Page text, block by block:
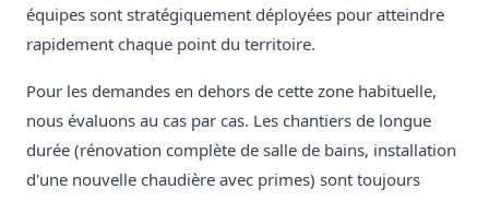
équipes sont stratégiquement déployées pour atteindre
rapidement chaque point du territoire.
Pour les demandes en dehors de cette zone habituelle,
nous évaluons au cas par cas. Les chantiers de longue
durée (rénovation complète de salle de bains, installation
d'une nouvelle chaudière avec primes) sont toujours